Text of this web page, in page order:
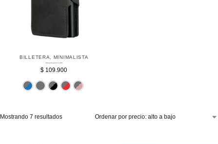
BILLETERA MINIMALISTA
$ 109.900
Azul
Mostrando 7 resultados